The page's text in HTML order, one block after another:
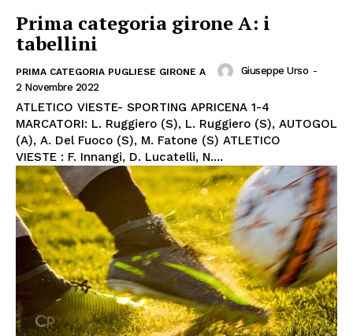
Prima categoria girone A: i
tabellini
PRIMA CATEGORIA PUGLIESE GIRONE A Giuseppe Urso -
2 Novembre 2022
ATLETICO VIESTE- SPORTING APRICENA 1-4
MARCATORI: L. Ruggiero (S), L. Ruggiero (S), AUTOGOL
(A), A. Del Fuoco (S), M. Fatone (S) ATLETICO
VIESTE : F. Innangi, D. Lucatelli, N....